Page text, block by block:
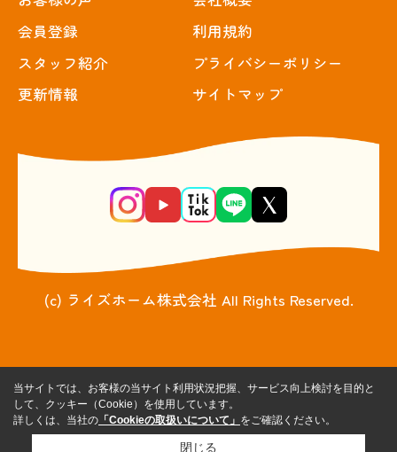
会員登録
スタッフ紹介
更新情報
利用規約
プライバシーポリシー
サイトマップ
(c) ライズホーム株式会社 All Rights Reserved.
当サイトでは、お客様の当サイト利用状況把握、サービス向上検討を目的と
して、クッキー（Cookie）を使用しています。
詳しくは、当社の 「Cookieの取扱いについて」 をご確認ください。
閉じる